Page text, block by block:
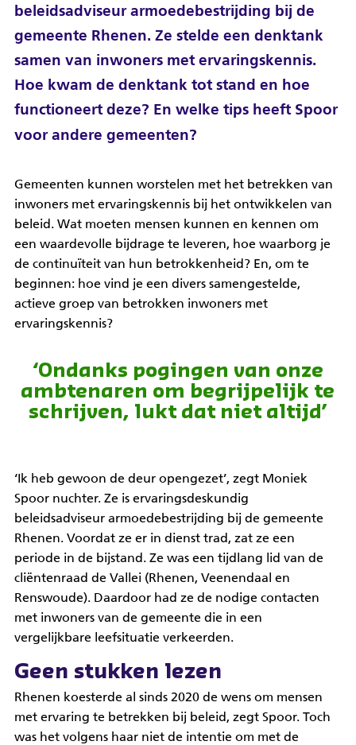
beleidsadviseur armoedebestrijding bij de
gemeente Rhenen. Ze stelde een denktank
samen van inwoners met ervaringskennis.
Hoe kwam de denktank tot stand en hoe
functioneert deze? En welke tips heeft Spoor
voor andere gemeenten?
Gemeenten kunnen worstelen met het betrekken van
inwoners met ervaringskennis bij het ontwikkelen van
beleid. Wat moeten mensen kunnen en kennen om
een waardevolle bijdrage te leveren, hoe waarborg je
de continuïteit van hun betrokkenheid? En, om te
beginnen: hoe vind je een divers samengestelde,
actieve groep van betrokken inwoners met
ervaringskennis?
‘Ondanks pogingen van onze
ambtenaren om begrijpelijk te
schrijven, lukt dat niet altijd’
‘Ik heb gewoon de deur opengezet’, zegt Moniek
Spoor nuchter. Ze is ervaringsdeskundig
beleidsadviseur armoedebestrijding bij de gemeente
Rhenen. Voordat ze er in dienst trad, zat ze een
periode in de bijstand. Ze was een tijdlang lid van de
cliëntenraad de Vallei (Rhenen, Veenendaal en
Renswoude). Daardoor had ze de nodige contacten
met inwoners van de gemeente die in een
vergelijkbare leefsituatie verkeerden.
Geen stukken lezen
Rhenen koesterde al sinds 2020 de wens om mensen
met ervaring te betrekken bij beleid, zegt Spoor. Toch
was het volgens haar niet de intentie om met de